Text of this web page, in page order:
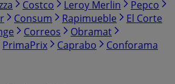
Costco Leroy Merlin
Pepco
Consum Rapimueble
El Corte
Correos
Obramat
PrimaPrix Caprabo Conforama